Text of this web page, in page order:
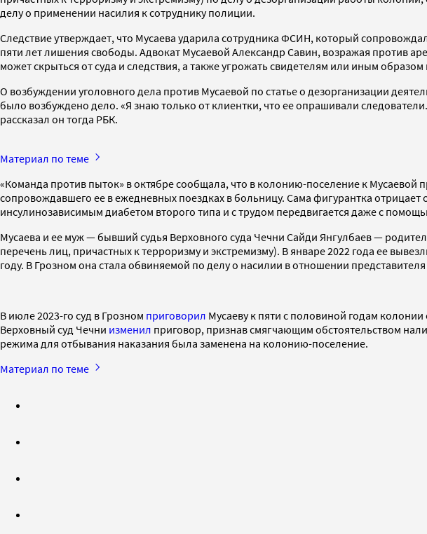
делу о применении насилия к сотруднику полиции.
Следствие утверждает, что Мусаева ударила сотрудника ФСИН, который
пяти лет лишения свободы. Адвокат Мусаевой Александр Савин, возражая против
может скрыться от суда и следствия, а также угрожать свидетелям или иным
О возбуждении уголовного дела против Мусаевой по статье о дезорганизации
было возбуждено дело. «Я знаю только от клиентки, что ее опрашивали
рассказал он тогда РБК.
Материал по теме
«Команда против пыток» в октябре сообщала, что в колонию-поселение к
сопровождавшего ее в ежедневных поездках в больницу. Сама фигурантка
инсулинозависимым диабетом второго типа и с трудом передвигается даже с
Мусаева и ее муж — бывший судья Верховного суда Чечни Сайди Янгулбаев —
перечень лиц, причастных к терроризму и экстремизму). В январе 2022 года ее
году. В Грозном она стала обвиняемой по делу о насилии в отношении
В июле 2023-го суд в Грозном приговорил Мусаеву к пяти с половиной годам
Верховный суд Чечни изменил приговор, признав смягчающим обстоятельством
режима для отбывания наказания была заменена на колонию-поселение.
Материал по теме